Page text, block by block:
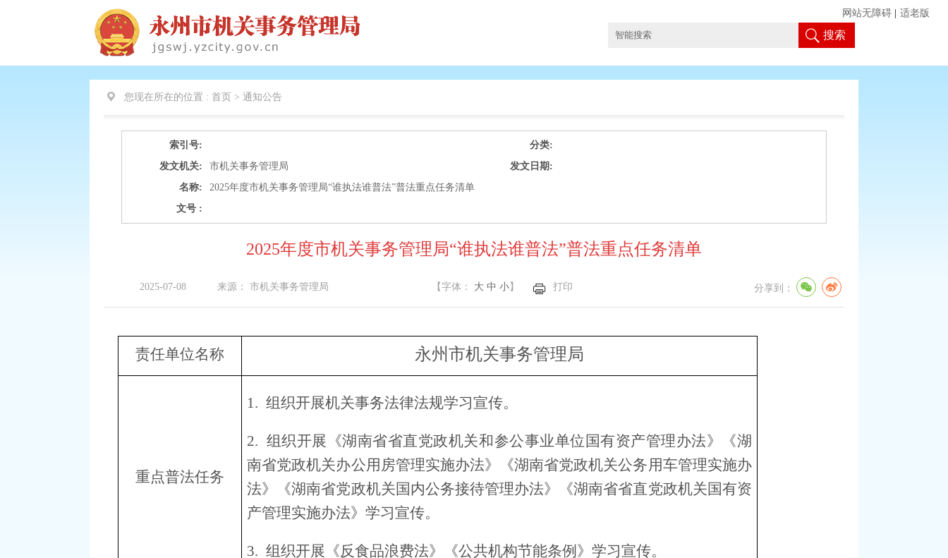
网站无障碍 适老版
搜索
您现在所在的位置 : 首页 > 通知公告
索引号:
分类:
发文机关:
市机关事务管理局
发文日期:
名称:
2025年度市机关事务管理局“谁执法谁普法”普法重点任务清单
文号 :
2025年度市机关事务管理局“谁执法谁普法”普法重点任务清单
2025-07-08 来源： 市机关事务管理局 【字体： 大 中 小】 打印 分享到：
责任单位名称 永州市机关事务管理局
重点普法任务
1.组织开展机关事务法律法规学习宣传。
2. 组织开展《湖南省省直党政机关和参公事业单位国有资产管理办法》《湖
南省党政机关办公用房管理实施办法》《湖南省党政机关公务用车管理实施办
法》《湖南省党政机关国内公务接待管理办法》《湖南省省直党政机关国有资
产管理实施办法》学习宣传。
3.组织开展《反食品浪费法》《公共机构节能条例》学习宣传。